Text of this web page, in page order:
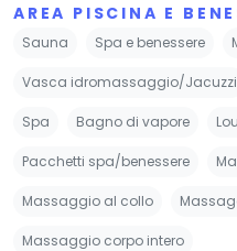
AREA PISCINA E
Sauna Spa e benessere
Vasca idromassaggio/Jacuzzi
Spa Bagno di vapore
Pacchetti spa/benessere
Massaggio al collo
Massaggio corpo intero